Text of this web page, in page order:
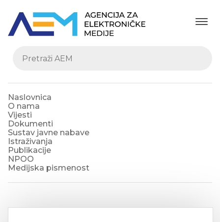
Naslovnica
O nama
Vijesti
Dokumenti
Sustav javne nabave
Istraživanja
Publikacije
NPOO
Medijska pismenost